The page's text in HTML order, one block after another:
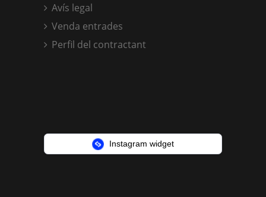
Avís legal
Venda entrades
Perfil del contractant
Instagram widget